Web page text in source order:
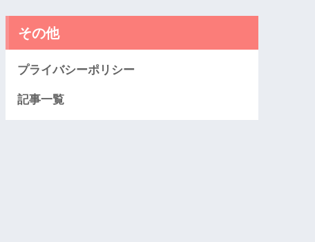
その他
プライバシーポリシー
記事一覧